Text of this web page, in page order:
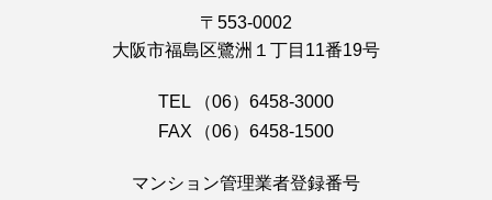
〒553-0002
大阪市福島区鷺洲１丁目11番19号
TEL
（06）6458-3000
FAX
（06）6458-1500
マンション管理業者登録番号